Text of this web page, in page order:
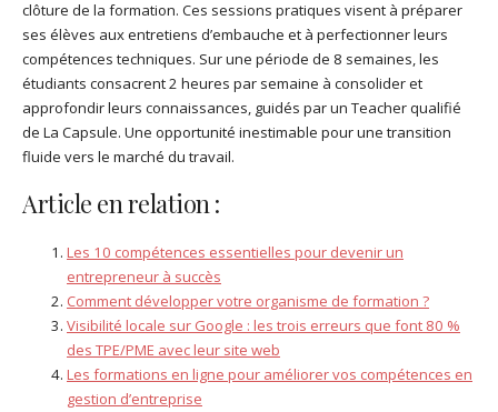
clôture de la formation. Ces sessions pratiques visent à préparer
ses élèves aux entretiens d’embauche et à perfectionner leurs
compétences techniques. Sur une période de 8 semaines, les
étudiants consacrent 2 heures par semaine à consolider et
approfondir leurs connaissances, guidés par un Teacher qualifié
de La Capsule. Une opportunité inestimable pour une transition
fluide vers le marché du travail.
Article en relation :
Les 10 compétences essentielles pour devenir un
entrepreneur à succès
Comment développer votre organisme de formation ?
Visibilité locale sur Google : les trois erreurs que font 80 %
des TPE/PME avec leur site web
Les formations en ligne pour améliorer vos compétences en
gestion d’entreprise